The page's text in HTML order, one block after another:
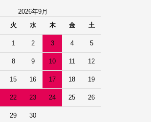
2026年9月
火 水 木 金 土
1 2 3 4 5
8 9 10 11 12
15 16 17 18 19
22 23 24 25 26
29 30